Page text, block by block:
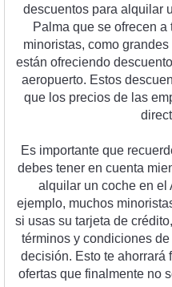
descuentos para al quilar
Pal ma que se ofrecen a
minoristas, como grandes
están ofreciendo descuent
aeropuerto. Estos descu
que los precios de las em
direct
Es importante que recuer
debes tener en cuenta m
al quilar un coche en el
ejempl o, muchos minor
si usas su tarjeta de crédito,
términos y condiciones de
decisión. Esto te ahorrará
ofertas que final mente no